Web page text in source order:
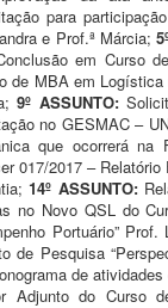
para
e Prof.ª Márcia;
em Curso
de MBA em
9º ASSUNTO:
no GESMAC –
que ocorrerá na
017/2017 –
14º ASSUNTO:
no Novo QSL do
Portuário”
de Pesquisa
de
Adjunto do Curso